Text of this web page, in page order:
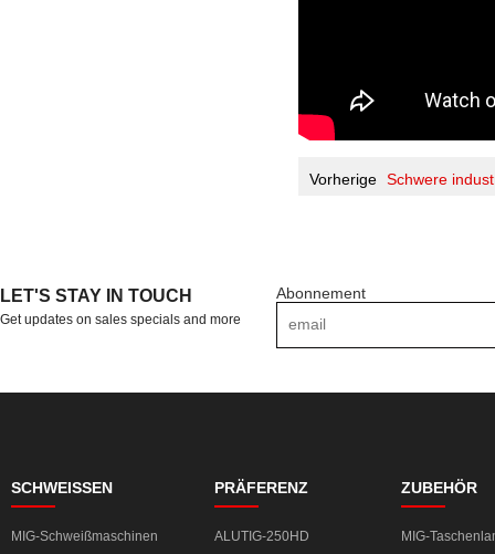
Vorherige Schwere
LET'S STAY IN TOUCH
Get updates on sales specials and more
Abonnement
SCHWEISSEN
MIG-Schweißmaschinen
PRÄFERENZ
ALUTIG-250HD
ZUBEHÖR
MIG-